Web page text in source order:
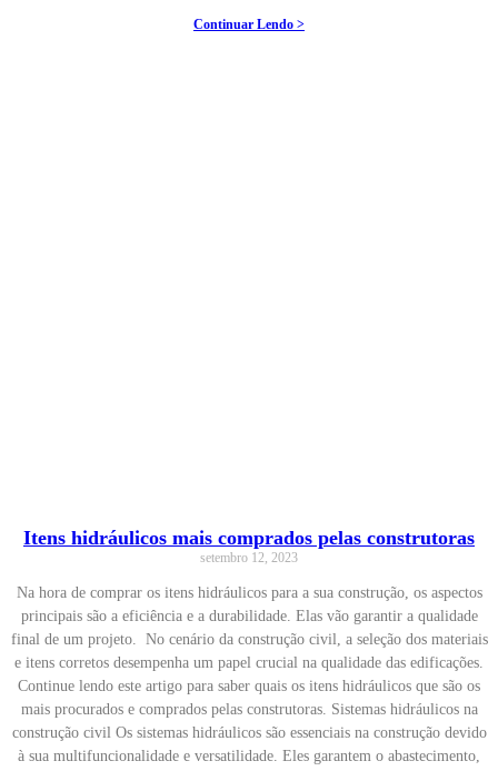
Continuar Lendo >
Itens hidráulicos mais comprados pelas construtoras
setembro 12, 2023
Na hora de comprar os itens hidráulicos para a sua construção, os aspectos
principais são a eficiência e a durabilidade. Elas vão garantir a qualidade
final de um projeto. No cenário da construção civil, a seleção dos materiais
e itens corretos desempenha um papel crucial na qualidade das edificações.
Continue lendo este artigo para saber quais os itens hidráulicos que são os
mais procurados e comprados pelas construtoras. Sistemas hidráulicos na
construção civil Os sistemas hidráulicos são essenciais na construção devido
à sua multifuncionalidade e versatilidade. Eles garantem o abastecimento,